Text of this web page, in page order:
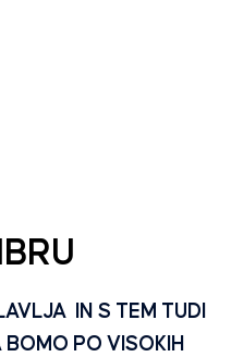
IN S TEM TUDI
PO VISOKIH